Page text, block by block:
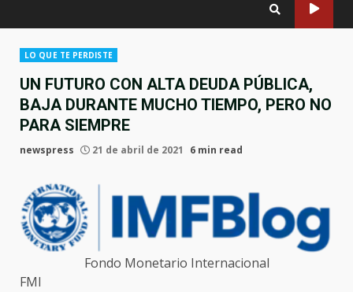
LO QUE TE PERDISTE
UN FUTURO CON ALTA DEUDA PÚBLICA,
BAJA DURANTE MUCHO TIEMPO, PERO NO
PARA SIEMPRE
newspress 21 de abril de 2021 6 min read
Fondo Monetario Internacional
FMI